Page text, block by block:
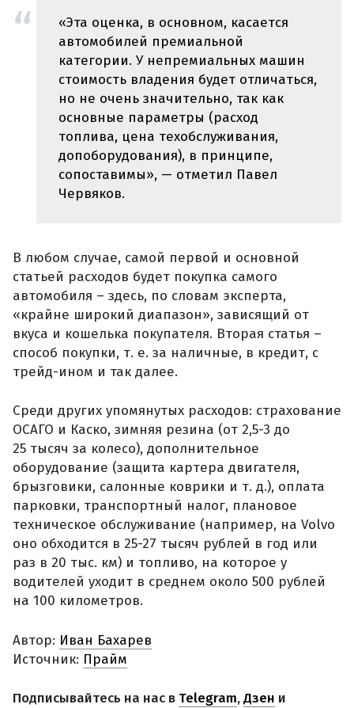
«Эта оценка, в основном, касается
автомобилей премиальной
категории. У непремиальных машин
стоимость владения будет отличаться,
но не очень значительно, так как
основные параметры (расход
топлива, цена техобслуживания,
допоборудования), в принципе,
сопоставимы», — отметил Павел
Червяков.
В любом случае, самой первой и основной
статьей расходов будет покупка самого
автомобиля – здесь, по словам эксперта,
«крайне широкий диапазон», зависящий от
вкуса и кошелька покупателя. Вторая статья –
способ покупки, т. е. за наличные, в кредит, с
трейд-ином и так далее.
Среди других упомянутых расходов: страхование
ОСАГО и Каско, зимняя резина (от 2,5-3 до
25 тысяч за колесо), дополнительное
оборудование (защита картера двигателя,
брызговики, салонные коврики и т. д.), оплата
парковки, транспортный налог, плановое
техническое обслуживание (например, на Volvo
оно обходится в 25-27 тысяч рублей в год или
раз в 20 тыс. км) и топливо, на которое у
водителей уходит в среднем около 500 рублей
на 100 километров.
Автор: Иван Бахарев
Источник: Прайм
Подписывайтесь на нас в Telegram,Дзен и